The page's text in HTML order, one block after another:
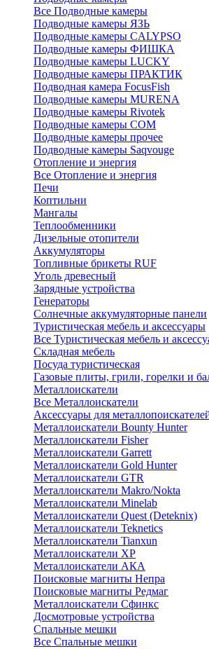
Все Подводные камеры
Подводные камеры ЯЗЬ
Подводные камеры CALYPSO
Подводные камеры ФИШКА
Подводные камеры LUCKY
Подводные камеры ПРАКТИК
Подводная камера FocusFish
Подводные камеры MURENA
Подводные камеры Rivotek
Подводные камеры СОМ
Подводные камеры прочее
Подводные камеры Saqvouge
Отопление и энергия
Все Отопление и энергия
Печи
Коптильни
Мангалы
Теплообменники
Дизельные отопители
Аккумуляторы
Топливные брикеты RUF
Уголь древесный
Зарядные устройства
Генераторы
Солнечные аккумуляторные панели
Туристическая мебель и аксессуары
Все Туристическая мебель и
Складная мебель
Посуда туристическая
Газовые плиты, грили, горелки и
Металлоискатели
Все Металлоискатели
Аксессуары для
Металлоискатели Bounty Hunter
Металлоискатели Fisher
Металлоискатели Garrett
Металлоискатели Gold Hunter
Металлоискатели GTR
Металлоискатели Makro/Nokta
Металлоискатели Minelab
Металлоискатели Quest (Deteknix)
Металлоискатели Teknetics
Металлоискатели Tianxun
Металлоискатели XP
Металлоискатели АКА
Поисковые магниты Непра
Поисковые магниты Редмаг
Металлоискатели Сфинкс
Досмотровые устройства
Спальные мешки
Все Спальные мешки